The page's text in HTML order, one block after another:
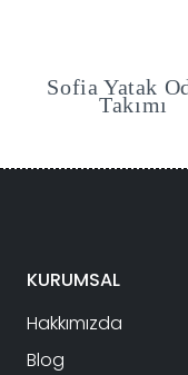
Sofia Yatak
Takımı
KURUMSAL
Hakkımızda
Blog